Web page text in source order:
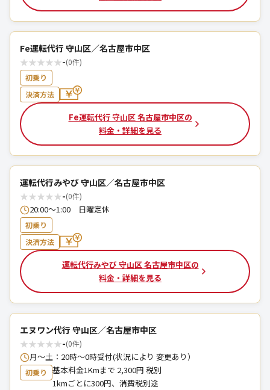
Fe運転代行 守山区／名古屋市中区
★★★★★-(0件)
初乗り
決済方法
Fe運転代行 守山区 名古屋市中区の
料金・詳細を見る
運転代行みやび 守山区／名古屋市中区
★★★★★-(0件)
20:00～1:00 日曜定休
初乗り
決済方法
運転代行みやび 守山区 名古屋市中区の
料金・詳細を見る
エヌワン代行 守山区／名古屋市中区
★★★★★-(0件)
月〜土：20時〜0時受付(状況により 変更あり）
初乗り
基本料金1Kmまで 2,300円 税別
1kmごとに300円、消費税別途